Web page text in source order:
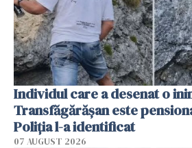
Individul care a desenat o
Transfăgărășan este
Poliția l-a identificat
07 AUGUST 2026